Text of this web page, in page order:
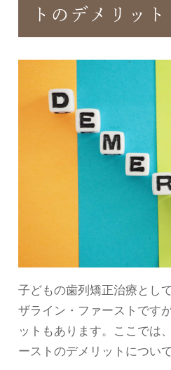
トのデメリット
子どもの歯列矯正治療とし
ザライン・ファーストです
ットもあります。ここでは
ーストのデメリットについ